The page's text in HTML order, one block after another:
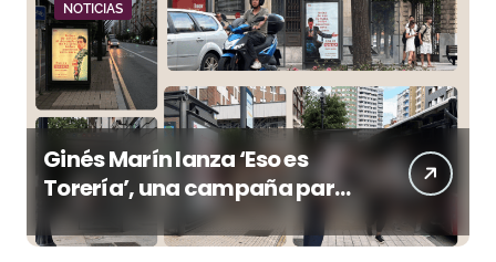
NOTICIAS
Ginés Marín lanza ‘Eso es
Torería’, una campaña para
reivindicar los valores del
toreo más allá del ruedo